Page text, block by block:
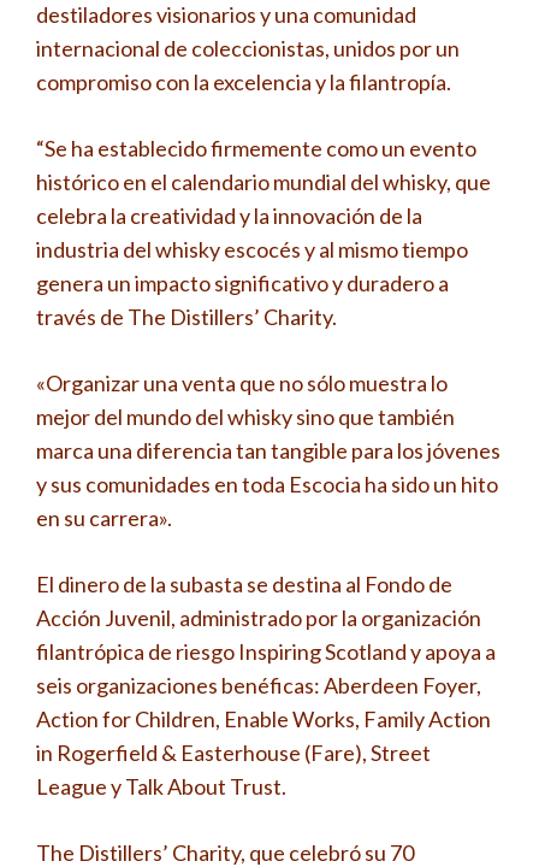
destiladores visionarios y una comunidad
internacional de coleccionistas, unidos por un
compromiso con la excelencia y la filantropía.
“Se ha establecido firmemente como un evento
histórico en el calendario mundial del whisky, que
celebra la creatividad y la innovación de la
industria del whisky escocés y al mismo tiempo
genera un impacto significativo y duradero a
través de The Distillers’ Charity.
«Organizar una venta que no sólo muestra lo
mejor del mundo del whisky sino que también
marca una diferencia tan tangible para los jóvenes
y sus comunidades en toda Escocia ha sido un hito
en su carrera».
El dinero de la subasta se destina al Fondo de
Acción Juvenil, administrado por la organización
filantrópica de riesgo Inspiring Scotland y apoya a
seis organizaciones benéficas: Aberdeen Foyer,
Action for Children, Enable Works, Family Action
in Rogerfield & Easterhouse (Fare), Street
League y Talk About Trust.
The Distillers’ Charity, que celebró su 70